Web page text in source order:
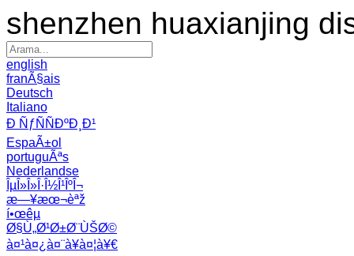
shenzhen huaxianjing
english
franÃ§ais
Deutsch
Italiano
Ð ÑƒÑÑÐºÐ¸Ð¹
EspaÃ±ol
portuguÃªs
Nederlandse
ÎµÎ»Î»Î·Î½Î¹ÎºÎ¬
æ—¥æœ¬èªž
í•œêµ­
Ø§Ù„Ø¹Ø±Ø¨ÙŠØ©
à¤¹à¤¿à¤¨à¥à¤¦à¥€